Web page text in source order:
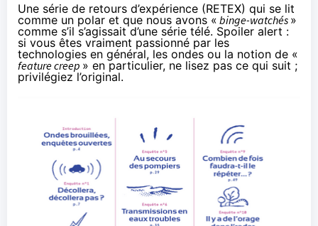
Une série de retours d’expérience (RETEX) qui se lit
comme un polar et que nous avons « binge-watchés »
comme s’il s’agissait d’une série télé. Spoiler alert :
si vous êtes vraiment passionné par les
technologies en général, les ondes ou la notion de «
feature creep » en particulier, ne lisez pas ce qui suit ;
privilégiez l’original.